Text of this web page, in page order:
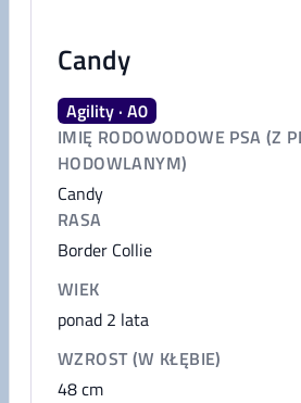
Candy
Agility · A0
IMIĘ RODOWODOWE PSA (Z
HODOWLANYM)
Candy
RASA
Border Collie
WIEK
ponad 2 lata
WZROST (W KŁĘBIE)
48cm